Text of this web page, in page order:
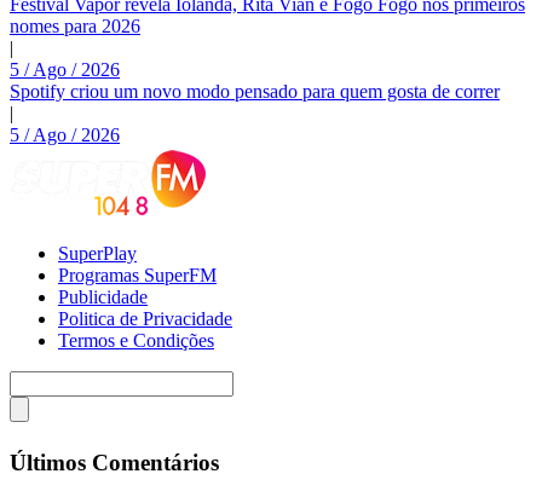
Festival Vapor revela Iolanda, Rita Vian e Fogo Fogo nos primeiros
nomes para 2026
|
5 / Ago / 2026
Spotify criou um novo modo pensado para quem gosta de correr
|
5 / Ago / 2026
SuperPlay
Programas SuperFM
Publicidade
Politica de Privacidade
Termos e Condições
Últimos Comentários